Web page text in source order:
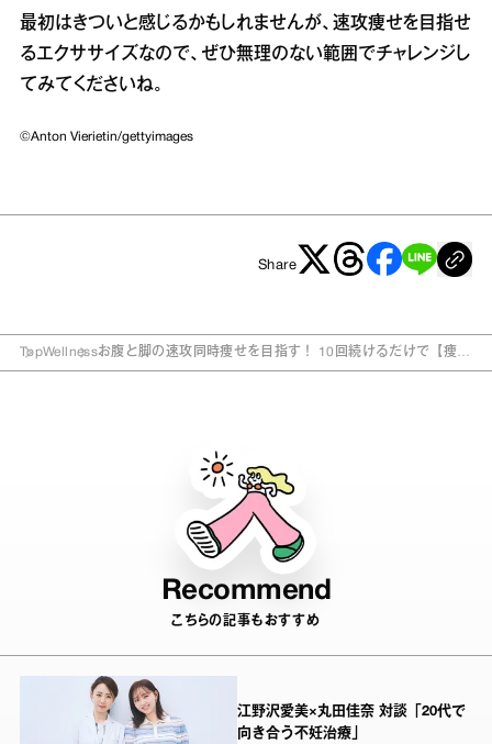
最初はきついと感じるかもしれませんが、速攻痩せを目指せ
るエクササイズなので、ぜひ無理のない範囲でチャレンジし
てみてくださいね。
©Anton Vierietin/gettyimages
Share
TopWellnessお腹と脚の速攻同時痩せを目指す！ 10回続けるだけで【痩せ
Recommend
こちらの記事もおすすめ
江野沢愛美×丸田佳奈 対談「20代で
向き合う不妊治療」